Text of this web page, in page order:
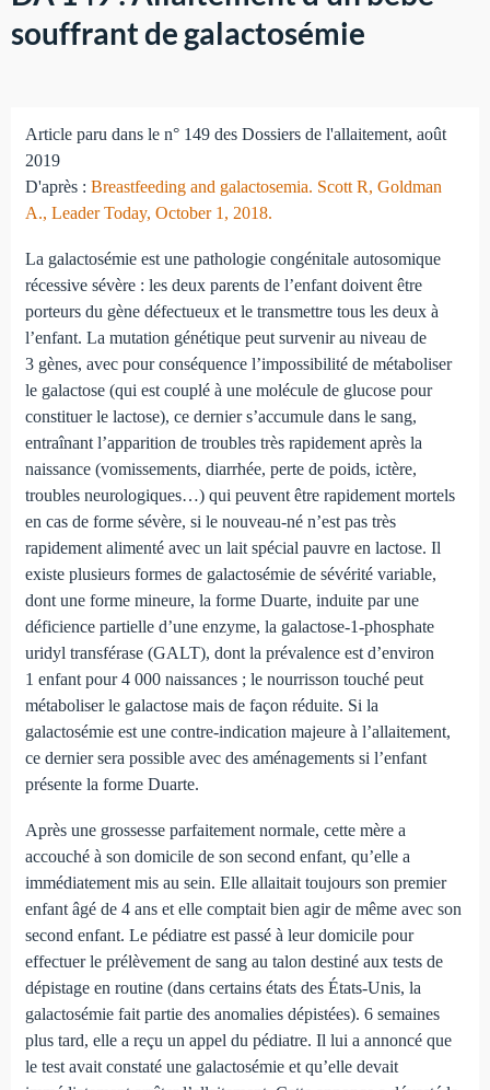
souffrant de galactosémie
Article paru dans le n° 149 des Dossiers de l'allaitement, août
2019
D'après : Breastfeeding and galactosemia. Scott R, Goldman
A., Leader Today, October 1, 2018.
La galactosémie est une pathologie congénitale autosomique
récessive sévère : les deux parents de l’enfant doivent être
porteurs du gène défectueux et le transmettre tous les deux à
l’enfant. La mutation génétique peut survenir au niveau de
3 gènes, avec pour conséquence l’impossibilité de métaboliser
le galactose (qui est couplé à une molécule de glucose pour
constituer le lactose), ce dernier s’accumule dans le sang,
entraînant l’apparition de troubles très rapidement après la
naissance (vomissements, diarrhée, perte de poids, ictère,
troubles neurologiques…) qui peuvent être rapidement mortels
en cas de forme sévère, si le nouveau-né n’est pas très
rapidement alimenté avec un lait spécial pauvre en lactose. Il
existe plusieurs formes de galactosémie de sévérité variable,
dont une forme mineure, la forme Duarte, induite par une
déficience partielle d’une enzyme, la galactose-1-phosphate
uridyl transférase (GALT), dont la prévalence est d’environ
1 enfant pour 4 000 naissances ; le nourrisson touché peut
métaboliser le galactose mais de façon réduite. Si la
galactosémie est une contre-indication majeure à l’allaitement,
ce dernier sera possible avec des aménagements si l’enfant
présente la forme Duarte.
Après une grossesse parfaitement normale, cette mère a
accouché à son domicile de son second enfant, qu’elle a
immédiatement mis au sein. Elle allaitait toujours son premier
enfant âgé de 4 ans et elle comptait bien agir de même avec son
second enfant. Le pédiatre est passé à leur domicile pour
effectuer le prélèvement de sang au talon destiné aux tests de
dépistage en routine (dans certains états des États-Unis, la
galactosémie fait partie des anomalies dépistées). 6 semaines
plus tard, elle a reçu un appel du pédiatre. Il lui a annoncé que
le test avait constaté une galactosémie et qu’elle devait